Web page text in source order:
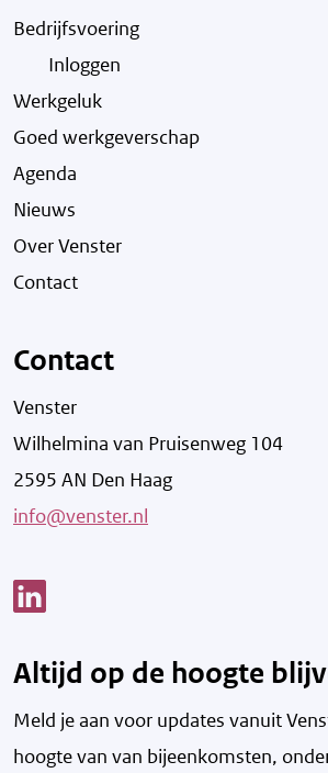
Bedrijfsvoering
Inloggen
Werkgeluk
Goed werkgeverschap
Agenda
Nieuws
Over Venster
Contact
Contact
Venster
Wilhelmina van Pruisenweg 104
2595 AN Den Haag
info@venster.nl
Altijd op de hoogte
Meld je aan voor updates vanuit
hoogte van van bijeenkomsten,